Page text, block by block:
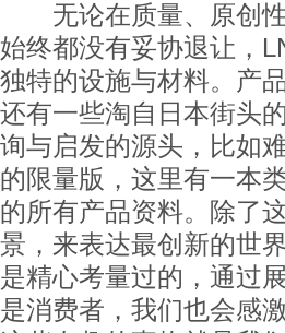
无论在质量、原创性
始终都没有妥协退让，
独特的设施与材料。产
还有一些淘自日本街头
询与启发的源头，比如
的限量版，这里有一本
的所有产品资料。除了
景，来表达最创新的世
是精心考量过的，通过
是消费者，我们也会感